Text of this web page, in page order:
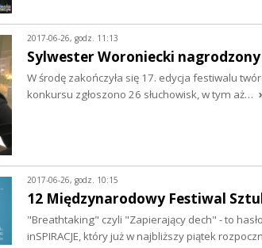
2017-06-26, godz. 11:13
Sylwester Woroniecki
W środę zakończyła się 17. edycja festiwalu
konkursu zgłoszono 26 słuchowisk, w tym aż…
2017-06-26, godz. 10:15
12 Międzynarodowy Festiwal
"Breathtaking" czyli "Zapierający dech" - to
inSPIRACJE, który już w najbliższy piątek